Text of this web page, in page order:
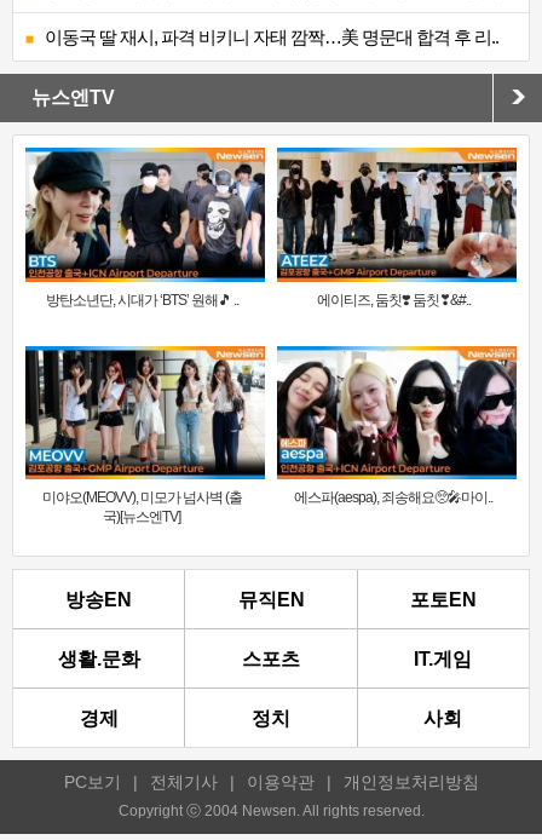
이동국 딸 재시, 파격 비키니 자태 깜짝…美 명문대 합격 후 리..
뉴스엔TV
방탄소년단, 시대가 ‘BTS’ 원해🎵 .. 에이티즈, 둠칫❣️ 둠칫❣&#..
미야오(MEOVV), 미모가 넘사벽 (출
국)[뉴스엔TV]
에스파(aespa), 죄송해요🥺🎤마이..
방송EN 뮤직EN 포토EN
생활.문화 스포츠 IT.게임
경제 정치 사회
PC보기 | 전체기사 | 이용약관 | 개인정보처리방침
Copyright ⓒ 2004 Newsen. All rights reserved.